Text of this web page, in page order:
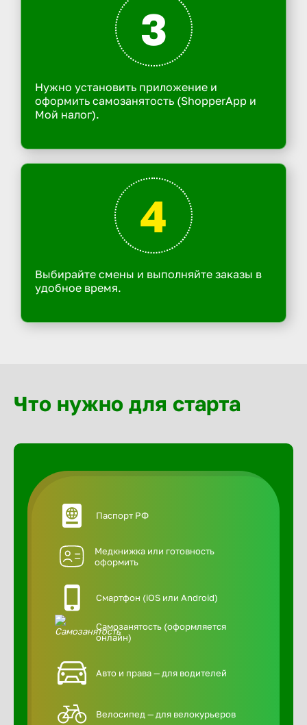
3
Нужно установить приложение и
оформить самозанятость (ShopperApp и
Мой налог).
4
Выбирайте смены и выполняйте заказы в
удобное время.
Что нужно для старта
Паспорт РФ
Медкнижка или готовность
оформить
Смартфон (iOS или Android)
Самозанятость (оформляется
онлайн)
Авто и права — для водителей
Велосипед — для велокурьеров